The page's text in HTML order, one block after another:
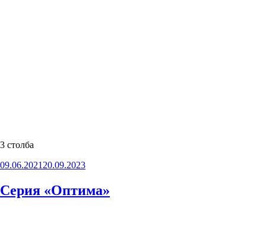
3 столба
Опубликовано
09.06.2021 20.09.2023
Серия «Оптима»